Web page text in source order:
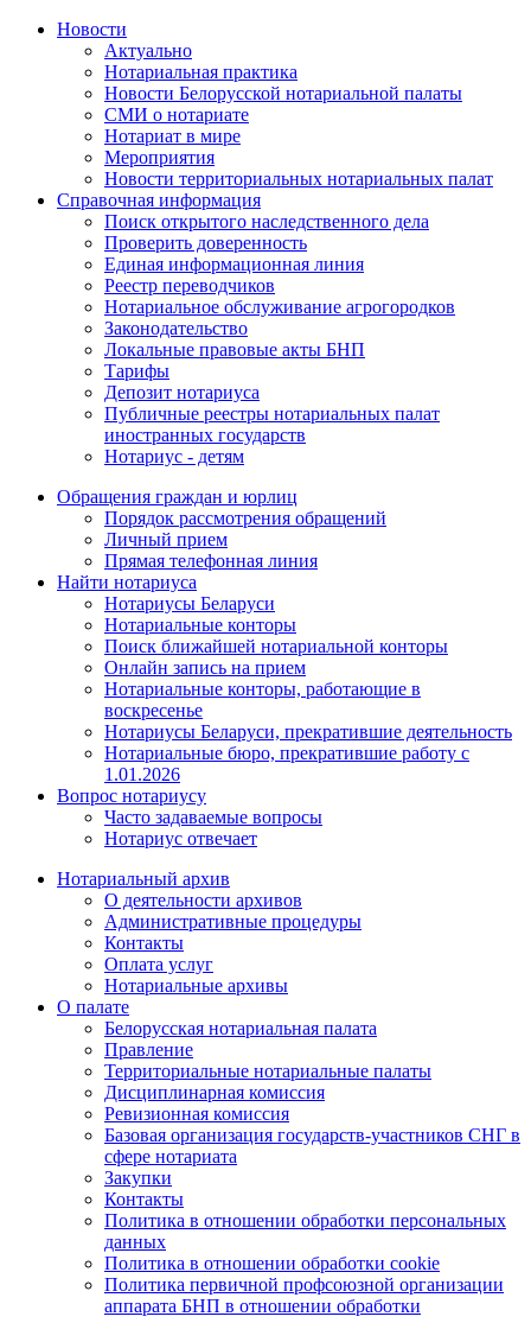
Новости
Актуально
Нотариальная практика
Новости Белорусской нотариальной палаты
СМИ о нотариате
Нотариат в мире
Мероприятия
Новости территориальных нотариальных палат
Справочная информация
Поиск открытого наследственного дела
Проверить доверенность
Единая информационная линия
Реестр переводчиков
Нотариальное обслуживание агрогородков
Законодательство
Локальные правовые акты БНП
Тарифы
Депозит нотариуса
Публичные реестры нотариальных палат
иностранных государств
Нотариус - детям
Обращения граждан и юрлиц
Порядок рассмотрения обращений
Личный прием
Прямая телефонная линия
Найти нотариуса
Нотариусы Беларуси
Нотариальные конторы
Поиск ближайшей нотариальной конторы
Онлайн запись на прием
Нотариальные конторы, работающие в
воскресенье
Нотариусы Беларуси, прекратившие деятельность
Нотариальные бюро, прекратившие работу с
1.01.2026
Вопрос нотариусу
Часто задаваемые вопросы
Нотариус отвечает
Нотариальный архив
О деятельности архивов
Административные процедуры
Контакты
Оплата услуг
Нотариальные архивы
О палате
Белорусская нотариальная палата
Правление
Территориальные нотариальные палаты
Дисциплинарная комиссия
Ревизионная комиссия
Базовая организация государств-участников СНГ в
сфере нотариата
Закупки
Контакты
Политика в отношении обработки персональных
данных
Политика в отношении обработки cookie
Политика первичной профсоюзной организации
аппарата БНП в отношении обработки